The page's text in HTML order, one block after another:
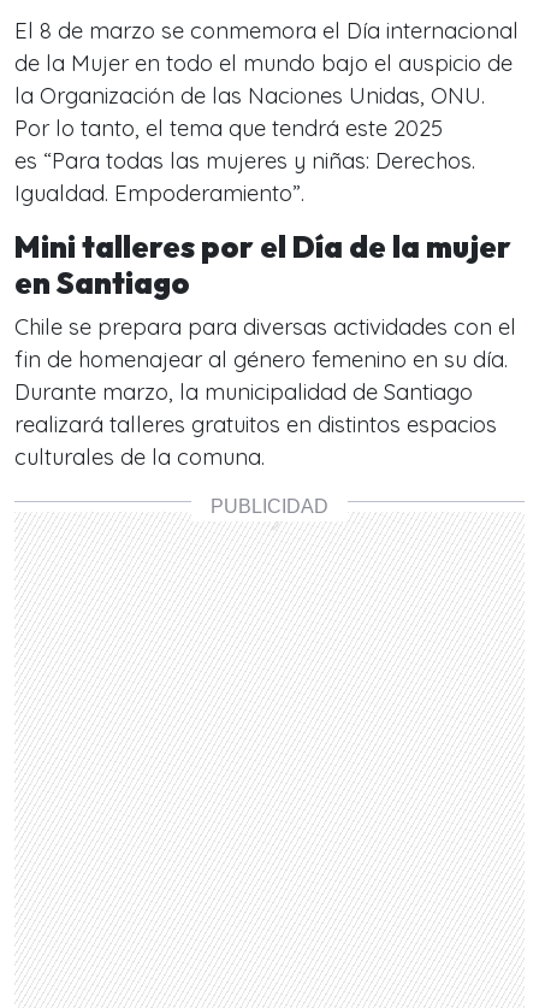
El 8 de marzo se conmemora el Día internacional
de la Mujer en todo el mundo bajo el auspicio de
la Organización de las Naciones Unidas, ONU.
Por lo tanto, el tema que tendrá este 2025
es “Para todas las mujeres y niñas: Derechos.
Igualdad. Empoderamiento”.
Mini talleres por el Día de la mujer
en Santiago
Chile se prepara para diversas actividades con el
fin de homenajear al género femenino en su día.
Durante marzo, la municipalidad de Santiago
realizará talleres gratuitos en distintos espacios
culturales de la comuna.